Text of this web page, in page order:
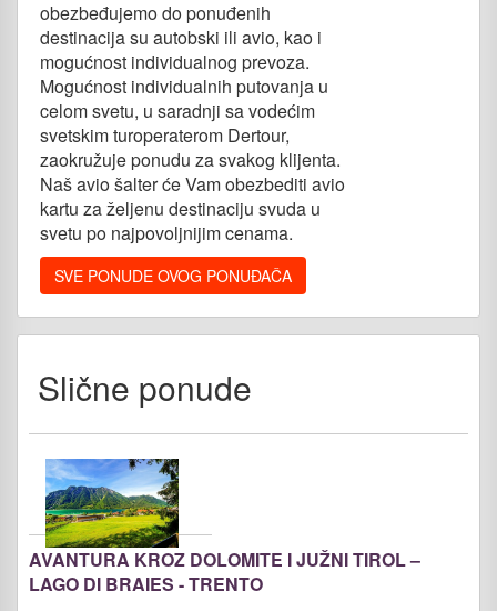
obezbeđujemo do ponuđenih
destinacija su autobski ili avio, kao i
mogućnost individualnog prevoza.
Mogućnost individualnih putovanja u
celom svetu, u saradnji sa vodećim
svetskim turoperaterom Dertour,
zaokružuje ponudu za svakog klijenta.
Naš avio šalter će Vam obezbediti avio
kartu za željenu destinaciju svuda u
svetu po najpovoljnijim cenama.
SVE PONUDE OVOG PONUĐAČA
Slične ponude
AVANTURA KROZ DOLOMITE I JUŽNI TIROL –
LAGO DI BRAIES - TRENTO